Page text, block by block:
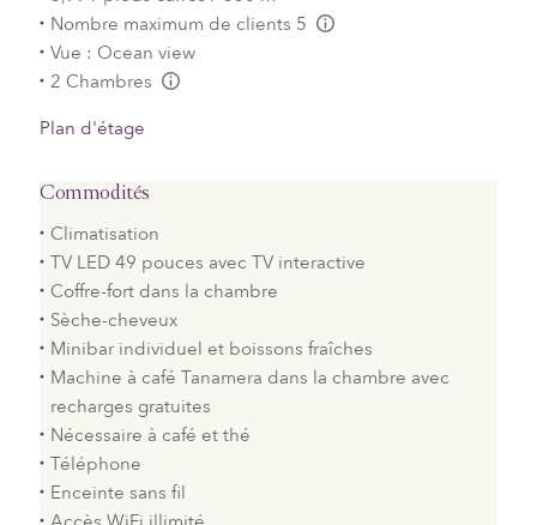
Nombre maximum de clients 5
Vue : Ocean view
2 Chambres
Plan d'étage
Commodités
Climatisation
TV LED 49 pouces avec TV interactive
Coffre-fort dans la chambre
Sèche-cheveux
Minibar individuel et boissons fraîches
Machine à café Tanamera dans la chambre avec
recharges gratuites
Nécessaire à café et thé
Téléphone
Enceinte sans fil